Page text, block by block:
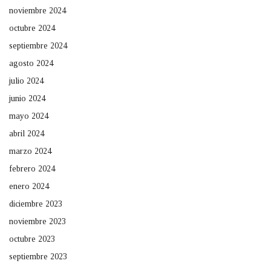
noviembre 2024
octubre 2024
septiembre 2024
agosto 2024
julio 2024
junio 2024
mayo 2024
abril 2024
marzo 2024
febrero 2024
enero 2024
diciembre 2023
noviembre 2023
octubre 2023
septiembre 2023